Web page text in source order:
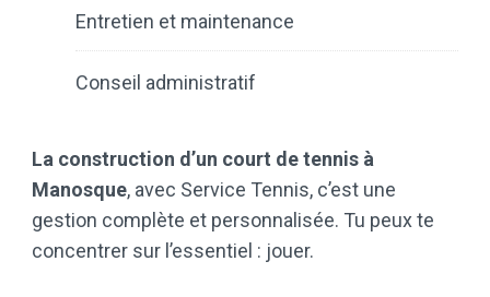
Entretien et maintenance
Conseil administratif
La construction d’un court de tennis à
Manosque, avec Service Tennis, c’est une
gestion complète et personnalisée. Tu peux te
concentrer sur l’essentiel : jouer.